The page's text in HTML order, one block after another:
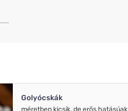
Golyócskák
méretben kicsik, de erős hatásúak